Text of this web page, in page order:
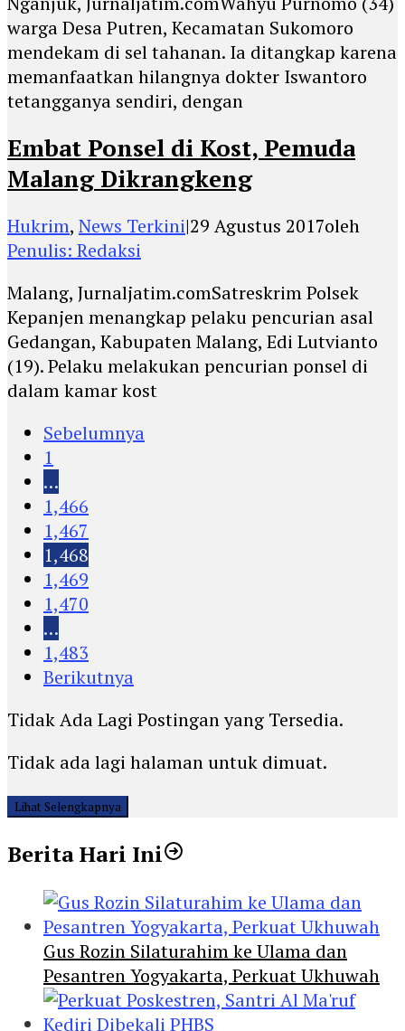
warga Desa Putren, Kecamatan Sukomoro
mendekam di sel tahanan. Ia ditangkap karena
memanfaatkan hilangnya dokter Iswantoro
tetangganya sendiri, dengan
Embat Ponsel di Kost, Pemuda
Malang Dikrangkeng
Hukrim, News Terkini|29 Agustus 2017oleh
Penulis: Redaksi
Malang, Jurnaljatim.comSatreskrim Polsek
Kepanjen menangkap pelaku pencurian asal
Gedangan, Kabupaten Malang, Edi Lutvianto
(19). Pelaku melakukan pencurian ponsel di
dalam kamar kost
Sebelumnya
1
…
1,466
1,467
1,468
1,469
1,470
…
1,483
Berikutnya
Tidak Ada Lagi Postingan yang Tersedia.
Tidak ada lagi halaman untuk dimuat.
Lihat Selengkapnya
Berita Hari Ini
Gus Rozin Silaturahim ke Ulama dan
Pesantren Yogyakarta, Perkuat Ukhuwah